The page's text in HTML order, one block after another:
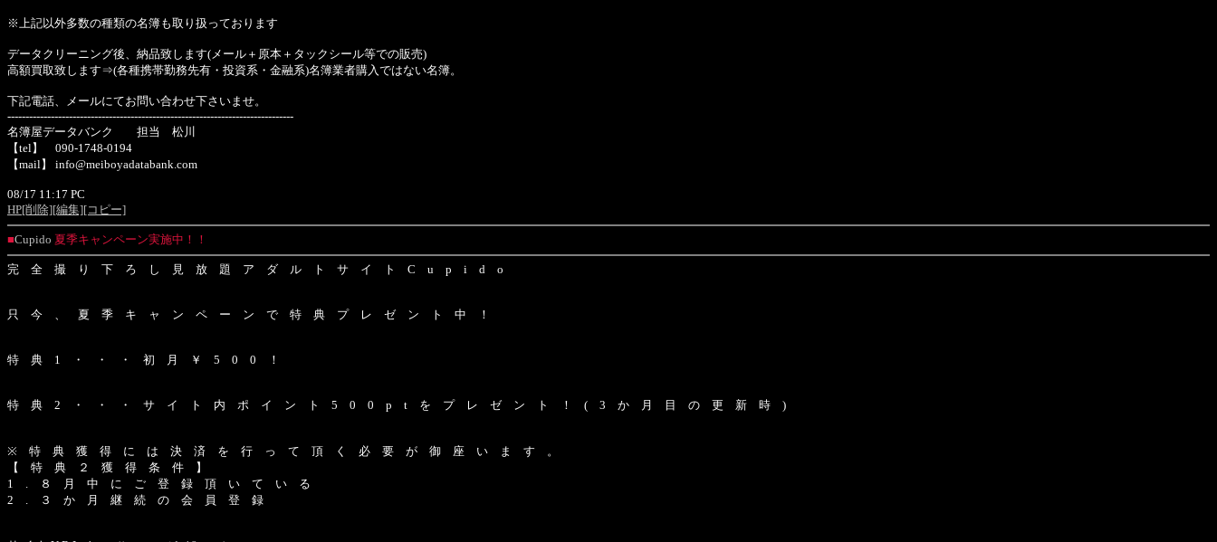
※上記以外多数の種類の名簿も取り扱っております
データクリーニング後、納品致します(メール＋原本＋タックシール等での販売)
高額買取致します⇒(各種携帯勤務先有・投資系・金融系)名簿業者購入ではない名簿。
下記電話、メールにてお問い合わせ下さいませ。
-------------------------------------------------------------------------------
名簿屋データバンク 担当 松川
【tel】 090-1748-0194
【mail】 info@meiboyadatabank.com
08/17 11:17 PC
HP[削除][編集][コピー]
■Cupido 夏季キャンペーン実施中！！
完 全 撮 り 下 ろ し 見 放 題 ア ダ ル ト サ イ ト C u p i d o
只 今 、 夏 季 キ ャ ン ペ ー ン で 特 典 プ レ ゼ ン ト 中 ！
特 典 1 ・ ・ ・ 初 月 ￥ 5 0 0 ！
特 典 2 ・ ・ ・ サ イ ト 内 ポ イ ン ト 5 0 0 p t を プ レ ゼ ン ト ！ ( 3 か 月 目 の 更 新 時 )
※ 特 典 獲 得 に は 決 済 を 行 っ て 頂 く 必 要 が 御 座 い ま す 。
【 特 典 ２ 獲 得 条 件 】
1 . ８ 月 中 に ご 登 録 頂 い て い る
2 . ３ か 月 継 続 の 会 員 登 録